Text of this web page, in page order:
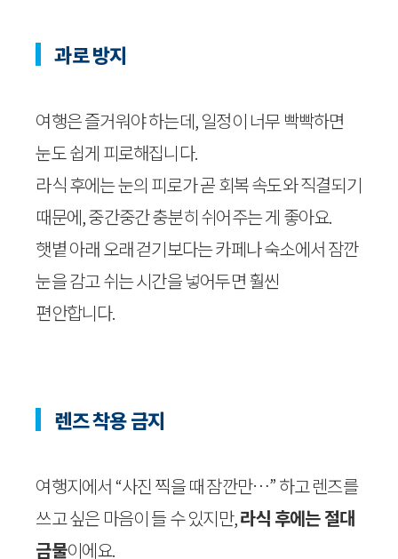
과로 방지
여행은 즐거워야 하는데, 일정이 너무 빡빡하면
눈도 쉽게 피로해집니다.
라식 후에는 눈의 피로가 곧 회복 속도와 직결되기
때문에, 중간중간 충분히 쉬어주는 게 좋아요.
햇볕 아래 오래 걷기보다는 카페나 숙소에서 잠깐
눈을 감고 쉬는 시간을 넣어두면 훨씬
편안합니다.
렌즈 착용 금지
여행지에서 “사진 찍을 때 잠깐만…” 하고 렌즈를
쓰고 싶은 마음이 들 수 있지만,라식 후에는 절대
금물이에요.